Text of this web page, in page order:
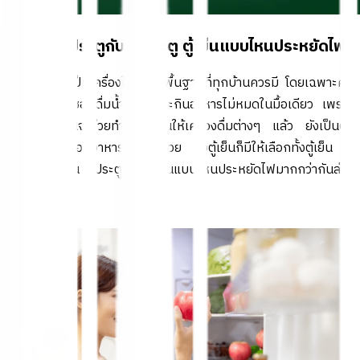
ตู้เย็น 2 ประตูกับ 1 ประตู ตู้เย็นแบบไหนประหยัดไฟ
" นับเป็นเครื่องใช้ไฟฟ้าพื้นฐานที่ทุกบ้านควรมี โดยเฉพาะคน
ที่ติดน้ำแข็ง ชอบดื่มน้ำเย็น และกินอาหารไม่หมดในมื้อเดียว เพราะ
นอกจากตู้เย็นจะช่วยทำความเย็นให้เครื่องดื่มต่างๆ แล้ว ยังเป็นตัว
ช่วยในการถนอมอาหารได้ดีอีกด้วย ซึ่งตู้เย็นก็มีให้เลือกทั้งตู้เย็น 1
ประตู ทั้งตู้เย็น 2 ประตู แล้วตู้เย็นแบบไหนประหยัดไฟมากกว่ากันล่ะ?